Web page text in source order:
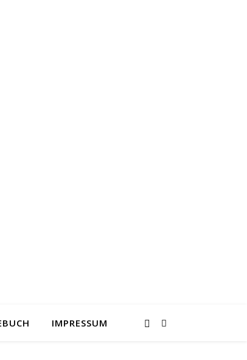
IMPRESSUM